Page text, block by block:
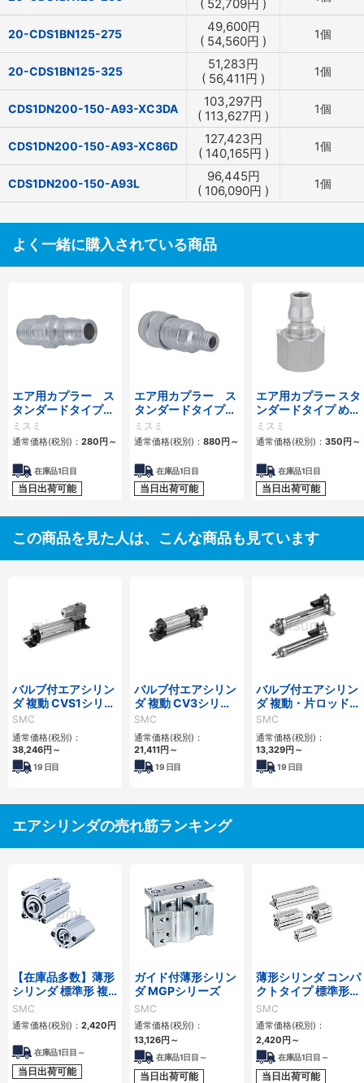
( 52,709円 )
20-CDS1BN125-275 49,600円
( 54,560円 ) 1個
20-CDS1BN125-325 51,283円
( 56,411円 ) 1個
CDS1DN200-150-A93-XC3DA 103,297円
( 113,627円 ) 1個
CDS1DN200-150-A93-XC86D 127,423円
( 140,165円 ) 1個
CDS1DN200-150-A93L 96,445円
( 106,090円 ) 1個
よく一緒に購入されている商品
エア用カプラー ス
タンダードタイプ
おねじプラグ
ミスミ
通常価格(税別)： 280円～
在庫品1日目
当日出荷可能
エア用カプラー ス
タンダードタイプ
おねじソケット
ミスミ
通常価格(税別)： 880円～
在庫品1日目
当日出荷可能
エア用カプラー スタ
ンダードタイプ めね
じプラグ
ミスミ
通常価格(税別)： 350円～
在庫品1日目
当日出荷可能
この商品を見た人は、こんな商品も見ています
バルブ付エアシリン
ダ 複動 CVS1シリー
ズ
SMC
通常価格(税別)：
38,246円～
19 日目
バルブ付エアシリン
ダ 複動 CV3シリー
ズ
SMC
通常価格(税別)：
21,411円～
19 日目
バルブ付エアシリン
ダ 複動・片ロッド
CVM5シリーズ
SMC
通常価格(税別)：
13,329円～
19 日目
エアシリンダの売れ筋ランキング
【在庫品多数】薄形
シリンダ 標準形 複
動・片ロッド CQ2
シリーズ
SMC
通常価格(税別)： 2,420円
在庫品1日目～
当日出荷可能
ガイド付薄形シリン
ダ MGPシリーズ
SMC
通常価格(税別)：
13,126円～
在庫品1日目～
当日出荷可能
薄形シリンダ コンパ
クトタイプ 標準形
複動 片ロッド CQS
シリーズ
SMC
通常価格(税別)：
2,420円～
在庫品1日目～
当日出荷可能